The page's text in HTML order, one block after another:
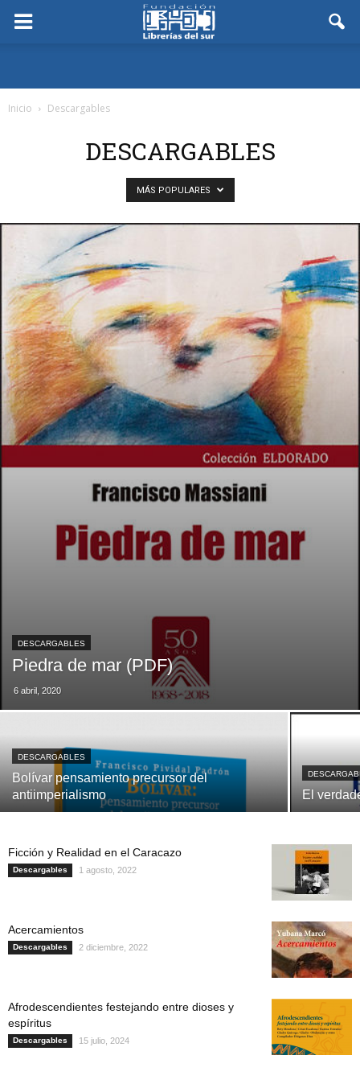
Inicio Descargables
DESCARGABLES
MÁS POPULARES
DESCARGABLES
Piedra de mar (PDF)
6 abril, 2020
DESCARGABLES
Bolívar pensamiento precursor del
antiimperialismo
El
Ficción y Realidad en el Caracazo
Descargables 1 agosto, 2022
Acercamientos
Descargables 2 diciembre, 2022
Afrodescendientes festejando entre dioses y
espíritus
Descargables 15 julio, 2024